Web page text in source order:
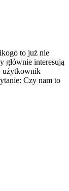
to już nie
głównie interesują
użytkownik
Czy nam to